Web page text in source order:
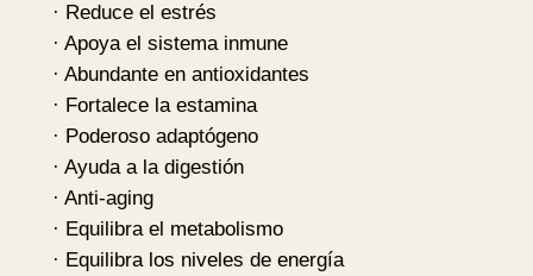
t
a
s
–
O
r
g
a
n
· Reduce el estrés
· Apoya el sistema inmune
· Abundante en antioxidantes
· Fortalece la estamina
· Poderoso adaptógeno
· Ayuda a la digestión
· Anti-aging
· Equilibra el metabolismo
· Equilibra los niveles de energía